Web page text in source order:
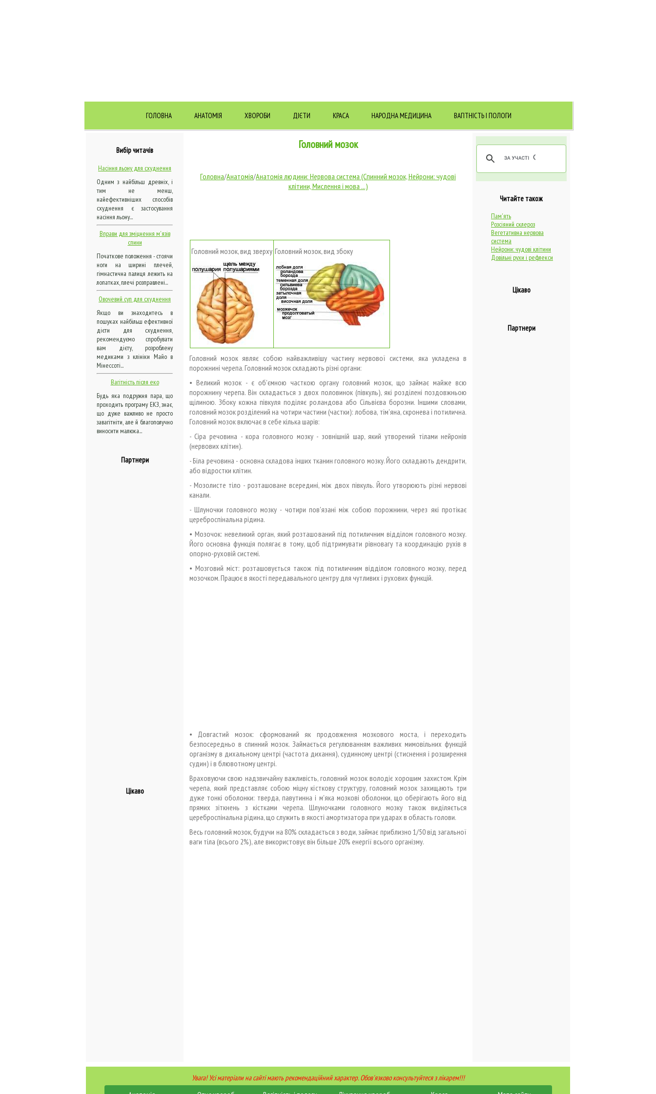
ГОЛОВНА АНАТОМІЯ ХВОРОБИ ДІЄТИ КРАСА НАРОДНА МЕДИЦИНА ВАГІТНІСТЬ І ПОЛОГИ
Вибір читачів
Насіння льону для схуднення
Одним з найбільш древніх, і
тим не менш,
найефективніших способів
схуднення є застосування
насіння льону...
Вправи для зміцнення м'язів
спини
Початкове положення - стоячи
ноги на ширині плечей,
гімнастична палиця лежить на
лопатках, плечі розправлені...
Овочевий суп для схуднення
Якщо ви знаходитесь в
пошуках найбільш ефективної
дієти для схуднення,
рекомендуємо спробувати
вам дієту, розроблену
медиками з клініки Майо в
Мінессоті...
Вагітність після еко
Будь яка подружня пара, що
проходить програму ЕКЗ, знає,
що дуже важливо не просто
завагітніти, але й благополучно
виносити малюка...
Партнери
Цікаво
Головний мозок
Головна/Анатомія/Анатомія людини: Нервова система (Спинний мозок, Нейрони: чудові
клітини, Мислення і мова ...)
Головний мозок, вид зверху Головний мозок, вид збоку
Головний мозок являє собою найважливішу частину нервової системи, яка укладена в
порожнині черепа. Головний мозок складають різні органи:
• Великий мозок - є об'ємною часткою органу головний мозок, що займає майже всю
порожнину черепа. Він складається з двох половинок (півкуль), які розділені поздовжньою
щілиною. Збоку кожна півкуля поділяє роландова або Сільвієва борозни. Іншими словами,
головний мозок розділений на чотири частини (частки): лобова, тім'яна, скронева і потилична.
Головний мозок включає в себе кілька шарів:
- Сіра речовина - кора головного мозку - зовнішній шар, який утворений тілами нейронів
(нервових клітин).
- Біла речовина - основна складова інших тканин головного мозку. Його складають дендрити,
або відростки клітин.
- Мозолисте тіло - розташоване всередині, між двох півкуль. Його утворюють різні нервові
канали.
- Шлуночки головного мозку - чотири пов'язані між собою порожнини, через які протікає
цереброспінальна рідина.
• Мозочок: невеликий орган, який розташований під потиличним відділом головного мозку.
Його основна функція полягає в тому, щоб підтримувати рівновагу та координацію рухів в
опорно-руховій системі.
• Мозговий міст: розташовується також під потиличним відділом головного мозку, перед
мозочком. Працює в якості передавального центру для чутливих і рухових функцій.
• Довгастий мозок: сформований як продовження мозкового моста, і переходить
безпосередньо в спинний мозок. Займається регулюванням важливих мимовільних функцій
організму в дихальному центрі (частота дихання), судинному центрі (стиснення і розширення
судин) і в блювотному центрі.
Враховуючи свою надзвичайну важливість, головний мозок володіє хорошим захистом. Крім
черепа, який представляє собою міцну кісткову структуру, головний мозок захищають три
дуже тонкі оболонки: тверда, павутинна і м'яка мозкові оболонки, що оберігають його від
прямих зіткнень з кістками черепа. Шлуночками головного мозку також виділяється
цереброспінальна рідина, що служить в якості амортизатора при ударах в область голови.
Весь головний мозок, будучи на 80% складається з води, займає приблизно 1/50 від загальної
ваги тіла (всього 2%), але використовує він більше 20% енергії всього організму.
Читайте також
Пам'ять
Розсіяний склероз
Вегетативна нервова
система
Нейрони: чудові клітини
Довільні рухи і рефлекси
Цікаво
Партнери
Увага! Усі матеріали на сайті мають рекомендаційний характер. Обов'язково консультуйтеся з лікарем!!!